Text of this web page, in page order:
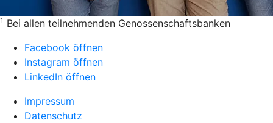
1 Bei allen teilnehmenden Genossenschaftsbanken
Facebook öffnen
Instagram öffnen
LinkedIn öffnen
Impressum
Datenschutz